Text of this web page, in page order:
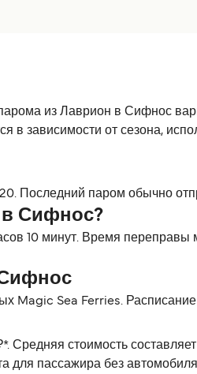
из Лаврион в Сифнос
зависимости от сезона,
Последний паром обычно
в Сифнос?
10 минут. Время переправы
Sea Ferries. Расписание
стоимость
пассажира без автомобиля